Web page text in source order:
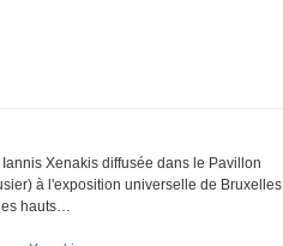
Xenakis diffusée dans le Pavillon
à l'exposition universelle de Bruxelles
hauts…